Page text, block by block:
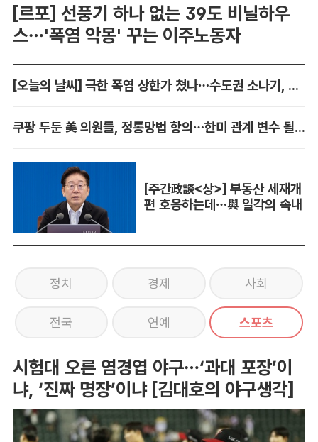
[르포] 선풍기 하나 없는 39도 비닐하우
스…'폭염 악몽' 꾸는 이주노동자
[오늘의 날씨] 극한 폭염 상한가 쳤나…수도권 소나기, 동해안에 폭우
쿠팡 두둔 美 의원들, 정통망법 항의…한미 관계 변수 될까
[주간政談<상>] 부동산 세재개
편 호응하는데…與 일각의 속내
정치 경제 사회
전국 연예 스포츠
시험대 오른 염경엽 야구…‘과대 포장’이
냐, ‘진짜 명장’이냐 [김대호의 야구생각]